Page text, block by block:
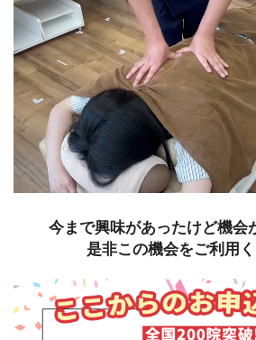
今まで興味があったけど機会
是非この機会をご利用